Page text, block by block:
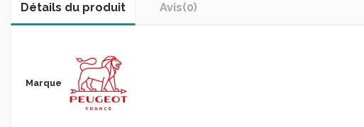
Détails du produit Avis(0)
Marque